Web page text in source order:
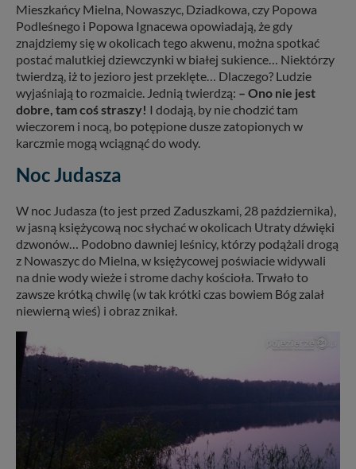
Mieszkańcy Mielna, Nowaszyc, Dziadkowa, czy Popowa
Podleśnego i Popowa Ignacewa opowiadają, że gdy
znajdziemy się w okolicach tego akwenu, można spotkać
postać malutkiej dziewczynki w białej sukience… Niektórzy
twierdzą, iż to jezioro jest przeklęte… Dlaczego? Ludzie
wyjaśniają to rozmaicie. Jednią twierdzą: – Ono nie jest
dobre, tam coś straszy! I dodają, by nie chodzić tam
wieczorem i nocą, bo potępione dusze zatopionych w
karczmie mogą wciągnąć do wody.
Noc Judasza
W noc Judasza (to jest przed Zaduszkami, 28 października),
w jasną księżycową noc słychać w okolicach Utraty dźwięki
dzwonów… Podobno dawniej leśnicy, którzy podążali drogą
z Nowaszyc do Mielna, w księżycowej poświacie widywali
na dnie wody wieże i strome dachy kościoła. Trwało to
zawsze krótką chwilę (w tak krótki czas bowiem Bóg zalał
niewierną wieś) i obraz znikał.